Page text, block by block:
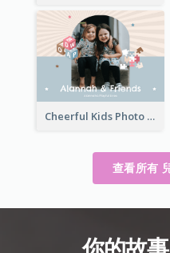
Cheerful Kids Photo Book
查看所有